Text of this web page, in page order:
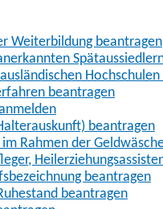
Weiterbildung beantragen
beantragen
beantragen
Rahmen der
beantragen
beantragen